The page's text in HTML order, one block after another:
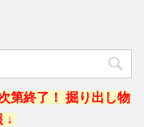
第終了！ 掘り出し物
↓